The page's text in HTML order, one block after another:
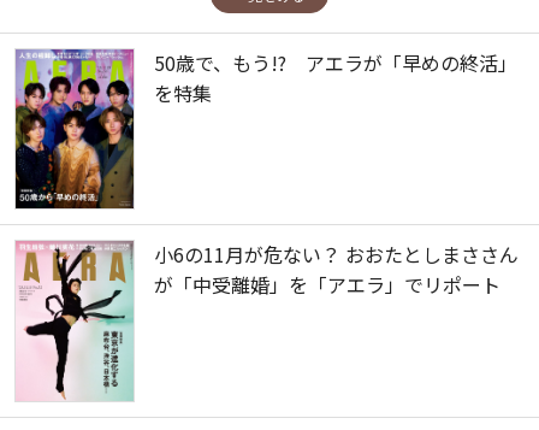
50歳で、もう!? アエラが「早めの終活」
を特集
小6の11月が危ない？ おおたとしまささん
が「中受離婚」を「アエラ」でリポート